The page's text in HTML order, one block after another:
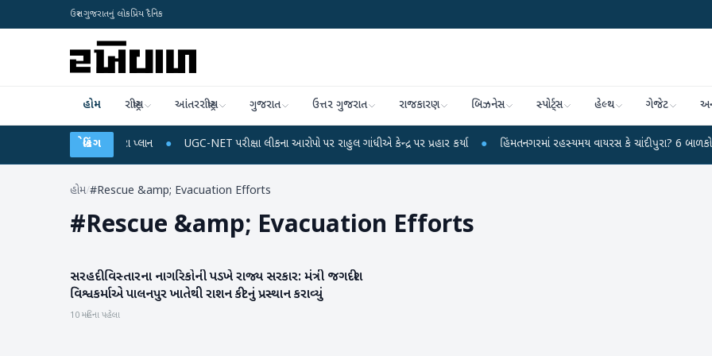
ઉત્તર ગુજરાતનું લોકપ્રિય દૈનિક
હોમ રાષ્ટ્રીય આંતરરાષ્ટ્રીય ગુજરાત ઉત્તર ગુજરાત રાજકારણ બિઝનેસ સ્પોર્ટ્સ હેલ્થ ગેજેટ
બ્રેકિંગ
રિચાર્જ અને ડેટા પ્લાન ● UGC-NET પરીક્ષા લીકના આરોપો પર રાહુલ ગાંધીએ કેન્દ્ર પર પ્રહાર કર્યા ● હિંમતનગરમાં રહસ્યમય વાયરસ કે ચાંદીપુરા? 6 બાળકોના મોતથી
હોમ/#Rescue &amp; Evacuation Efforts
#Rescue &amp; Evacuation Efforts
બનાસકાંઠા
સરહદી વિસ્તારના નાગરિકોની પડખે રાજ્ય સરકાર: મંત્રી જગદીશ
વિશ્વકર્માએ પાલનપુર ખાતેથી રાશન કીટનું પ્રસ્થાન કરાવ્યું
10 મહિના પહેલા